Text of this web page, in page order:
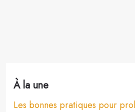
À la une
Les bonnes pratiques pour